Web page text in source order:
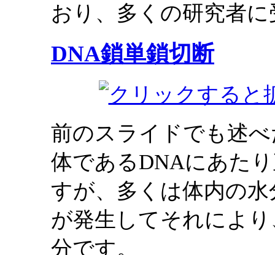
おり、多くの研究者
DNA鎖単鎖切断
前のスライドでも述
体であるDNAにあた
すが、多くは体内の
が発生してそれによ
分です。